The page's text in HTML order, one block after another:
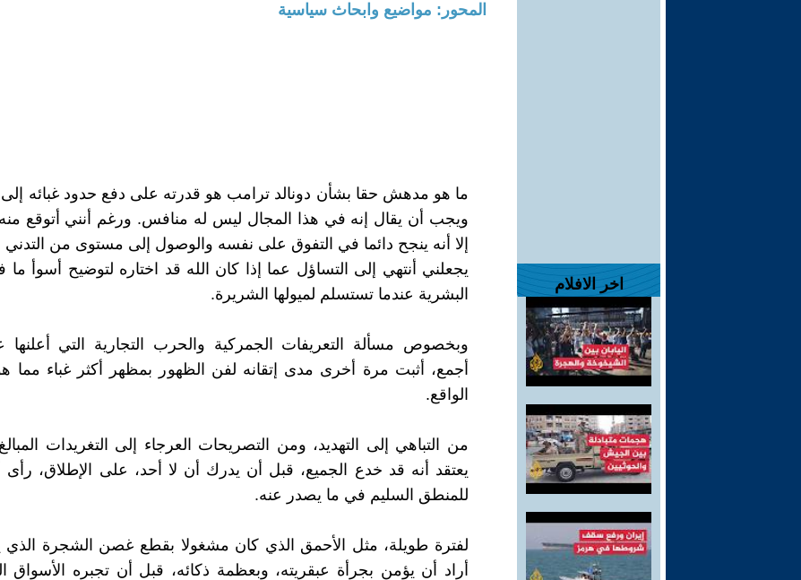
اخر الافلام
المحور: مواضيع وابحاث سياسية
ما هو مدهش حقا بشأن دونالد ترامب هو قدرته على دفع حدود غبائه إلى
ويجب أن يقال إنه في هذا المجال ليس له منافس. ورغم أنني أتوقع
إلا أنه ينجح دائما في التفوق على نفسه والوصول إلى مستوى من التدني
يجعلني أنتهي إلى التساؤل عما إذا كان الله قد اختاره لتوضيح أسوأ ما
البشرية عندما تستسلم لميولها الشريرة.
وبخصوص مسألة التعريفات الجمركية والحرب التجارية التي أعلنها
أجمع، أثبت مرة أخرى مدى إتقانه لفن الظهور بمظهر أكثر غباء مما
الواقع.
من التباهي إلى التهديد، ومن التصريحات العرجاء إلى التغريدات
يعتقد أنه قد خدع الجميع، قبل أن يدرك أن لا أحد، على الإطلاق، رأى
للمنطق السليم في ما يصدر عنه.
لفترة طويلة، مثل الأحمق الذي كان مشغولا بقطع غصن الشجرة الذي
أراد أن يؤمن بجرأة عبقريته، وبعظمة ذكائه، قبل أن تجبره الأسواق